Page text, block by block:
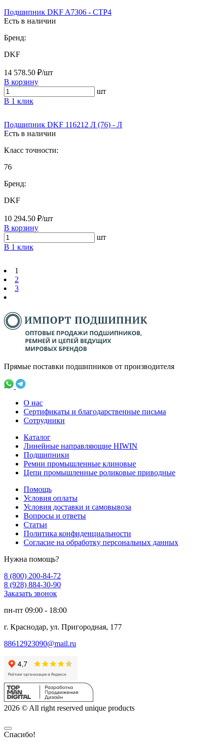
Подшипник DKF A7306 - CTP4
Есть в наличии
Бренд:
DKF
14 578.50 ₽/шт
В корзину
шт
В 1 клик
Подшипник DKF 116212 Л (76) - Л
Есть в наличии
Класс точности:
76
Бренд:
DKF
10 294.50 ₽/шт
В корзину
шт
В 1 клик
1
2
3
Прямые поставки подшипников от производителя
О нас
Сертификаты и благодарственные письма
Сотрудники
Каталог
Линейные направляющие HIWIN
Подшипники
Ремни промышленные клиновые
Цепи промышленные роликовые приводные
Помощь
Условия оплаты
Условия доставки и самовывоза
Вопросы и ответы
Статьи
Политика конфиденциальности
Согласие на обработку персональных данных
Нужна помощь?
8 (800) 200-84-72
8 (928) 884-30-90
Заказать звонок
пн-пт 09:00 - 18:00
г. Краснодар, ул. Пригородная, 177
88612923090@mail.ru
2026 © All right reserved unique products
Спасибо!